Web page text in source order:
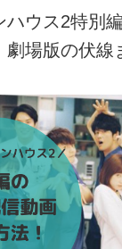
ハウス2特別
劇場版の伏線